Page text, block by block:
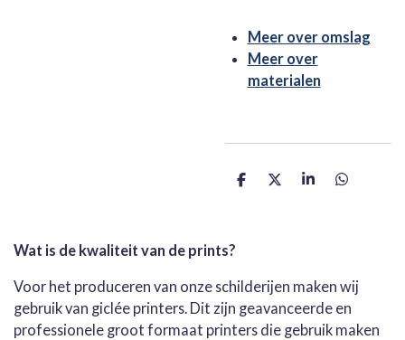
Meer over omslag
Meer over
materialen
D
D
S
D
Wat is de kwaliteit van de prints?
Voor het produceren van onze schilderijen maken wij
gebruik van giclée printers. Dit zijn geavanceerde en
professionele groot formaat printers die gebruik maken